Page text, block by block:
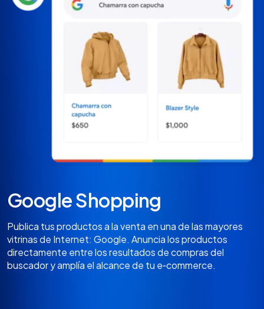
Google Shopping
Publica tus productos a la venta en una de las mayores
vitrinas de Internet: Google. Anuncia los productos
directamente entre los resultados de compras del
buscador y amplía el alcance de tu e‑commerce.